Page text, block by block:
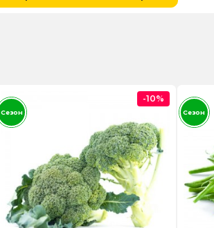
-10%
Сезон Сезон